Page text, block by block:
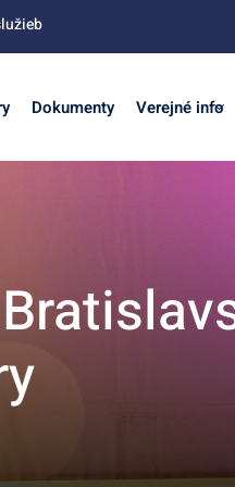
Dokumenty Verejné info